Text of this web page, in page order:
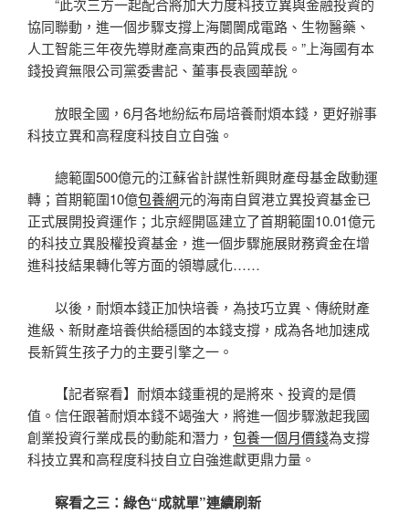
“此次三方一起配合將加大力度科技立異與金融投資的
協同聯動，進一個步驟支撐上海闤闠成電路、生物醫藥、
人工智能三年夜先導財產高東西的品質成長。”上海國有本
錢投資無限公司黨委書記、董事長袁國華說。
放眼全國，6月各地紛紜布局培養耐煩本錢，更好辦事
科技立異和高程度科技自立自強。
總範圍500億元的江蘇省計謀性新興財產母基金啟動運
轉；首期範圍10億包養網元的海南自貿港立異投資基金已
正式展開投資運作；北京經開區建立了首期範圍10.01億元
的科技立異股權投資基金，進一個步驟施展財務資金在增
進科技結果轉化等方面的領導感化……
以後，耐煩本錢正加快培養，為技巧立異、傳統財產
進級、新財產培養供給穩固的本錢支撐，成為各地加速成
長新質生孩子力的主要引擎之一。
【記者察看】耐煩本錢重視的是將來、投資的是價
值。信任跟著耐煩本錢不竭強大，將進一個步驟激起我國
創業投資行業成長的動能和潛力， 包養一個月價錢為支撐
科技立異和高程度科技自立自強進獻更鼎力量。
察看之三：綠色“成就單”連續刷新